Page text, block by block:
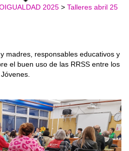
2025 > Talleres abril 25
madres, responsables educativos y
el buen uso de las RRSS entre los
Jóvenes.